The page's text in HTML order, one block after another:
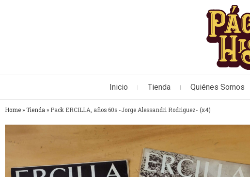
Inicio Tienda Quiénes Somos
Home » Tienda » Pack ERCILLA, años 60s -Jorge Alessandri Rodriguez- (x4)